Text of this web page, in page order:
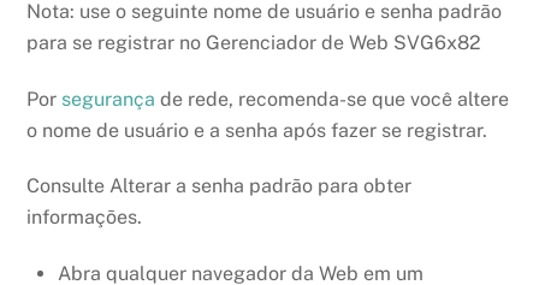
Nota: use o seguinte nome de usuário e senha padrão
para se registrar no Gerenciador de Web SVG6x82
Por segurança de rede, recomenda-se que você altere
o nome de usuário e a senha após fazer se registrar.
Consulte Alterar a senha padrão para obter
informações.
Abra qualquer navegador da Web em um